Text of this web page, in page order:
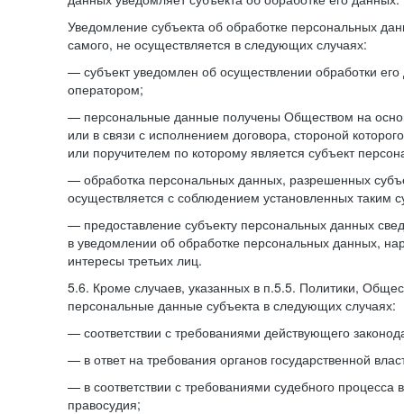
Уведомление субъекта об обработке персональных
самого, не осуществляется в следующих случаях:
— субъект уведомлен об осуществлении обработки
оператором;
— персональные данные получены Обществом на
или в связи с исполнением договора, стороной
или поручителем по которому является субъект
— обработка персональных данных, разрешенных
осуществляется с соблюдением установленных таким
— предоставление субъекту персональных данных
в уведомлении об обработке персональных данных,
интересы третьих лиц.
5.6. Кроме случаев, указанных в п.5.5. Политики,
персональные данные субъекта в следующих случаях:
— соответствии с требованиями действующего
— в ответ на требования органов государственной
— в соответствии с требованиями судебного процесса
правосудия;